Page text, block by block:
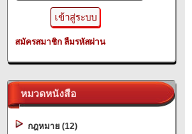
สมัครสมาชิก ลืมรหัสผ่าน
หมวดหนังสือ
กฎหมาย (12)